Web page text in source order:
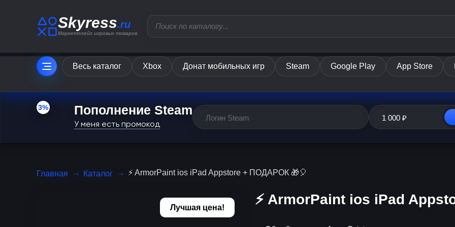
Skyress.ru
Маркетплейс игровых товаров
Весь каталог Xbox Донат мобильных игр Steam Google Play App Store
3% Пополнение Steam
У меня есть промокод
Главная Каталог ⚡️ ArmorPaint ios iPad Appstore + ПОДАРОК 🎁🎈
Лучшая цена!
⚡️ ArmorPaint ios iPad